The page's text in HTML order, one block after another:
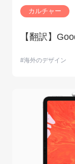
カルチャー
【翻訳】
海外のデザイン